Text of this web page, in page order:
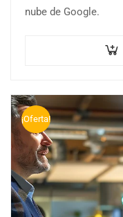
nube de Google.
¡Oferta!